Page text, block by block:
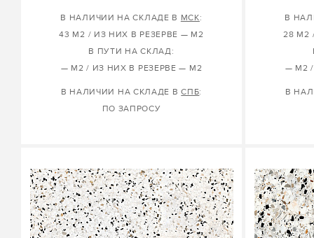
В НАЛИЧИИ НА СКЛАДЕ В МСК:
43 М2 / ИЗ НИХ В РЕЗЕРВЕ — М2
В ПУТИ НА СКЛАД:
— М2 / ИЗ НИХ В РЕЗЕРВЕ — М2
В НАЛИЧИИ НА СКЛАДЕ ВСПБ:
ПО ЗАПРОСУ
В
28 М2
— М2
В